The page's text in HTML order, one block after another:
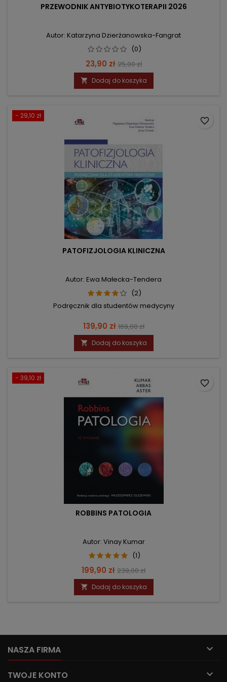
PRZEWODNIK ANTYBIOTYKOTERAPII 2026
Autor: Katarzyna Dzierżanowska-Fangrat
(0)
Cena
23,90 zł Cena
podstawowa
25,00 zł
 Dodaj do koszyka
- 29,10 zł
PATOFIZJOLOGIA KLINICZNA
Autor: Ewa Małecka-Tendera
(2)
Podręcznik dla studentów medycyny
Cena
139,90 zł Cena
podstawowa
169,00 zł
 Dodaj do koszyka
favorite_border
- 39,10 zł
ROBBINS PATOLOGIA
Autor: Vinay Kumar
(1)
Cena
199,90 zł Cena
podstawowa
239,00 zł
 Dodaj do koszyka
favorite_border
NASZA FIRMA 
TWOJE KONTO 